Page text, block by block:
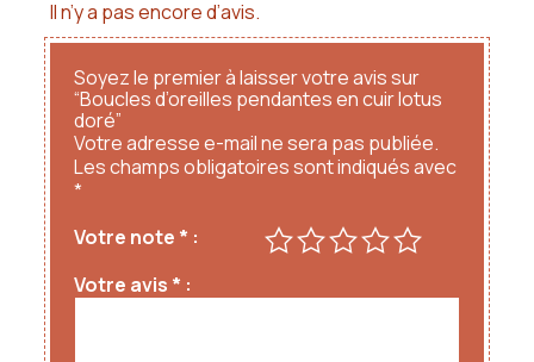
Il n’y a pas encore d’avis.
Soyez le premier à laisser votre avis sur
“Boucles d’oreilles pendantes en cuir lotus
doré”
Votre adresse e-mail ne sera pas publiée.
Les champs obligatoires sont indiqués avec
*
Votre note *
Votre avis *